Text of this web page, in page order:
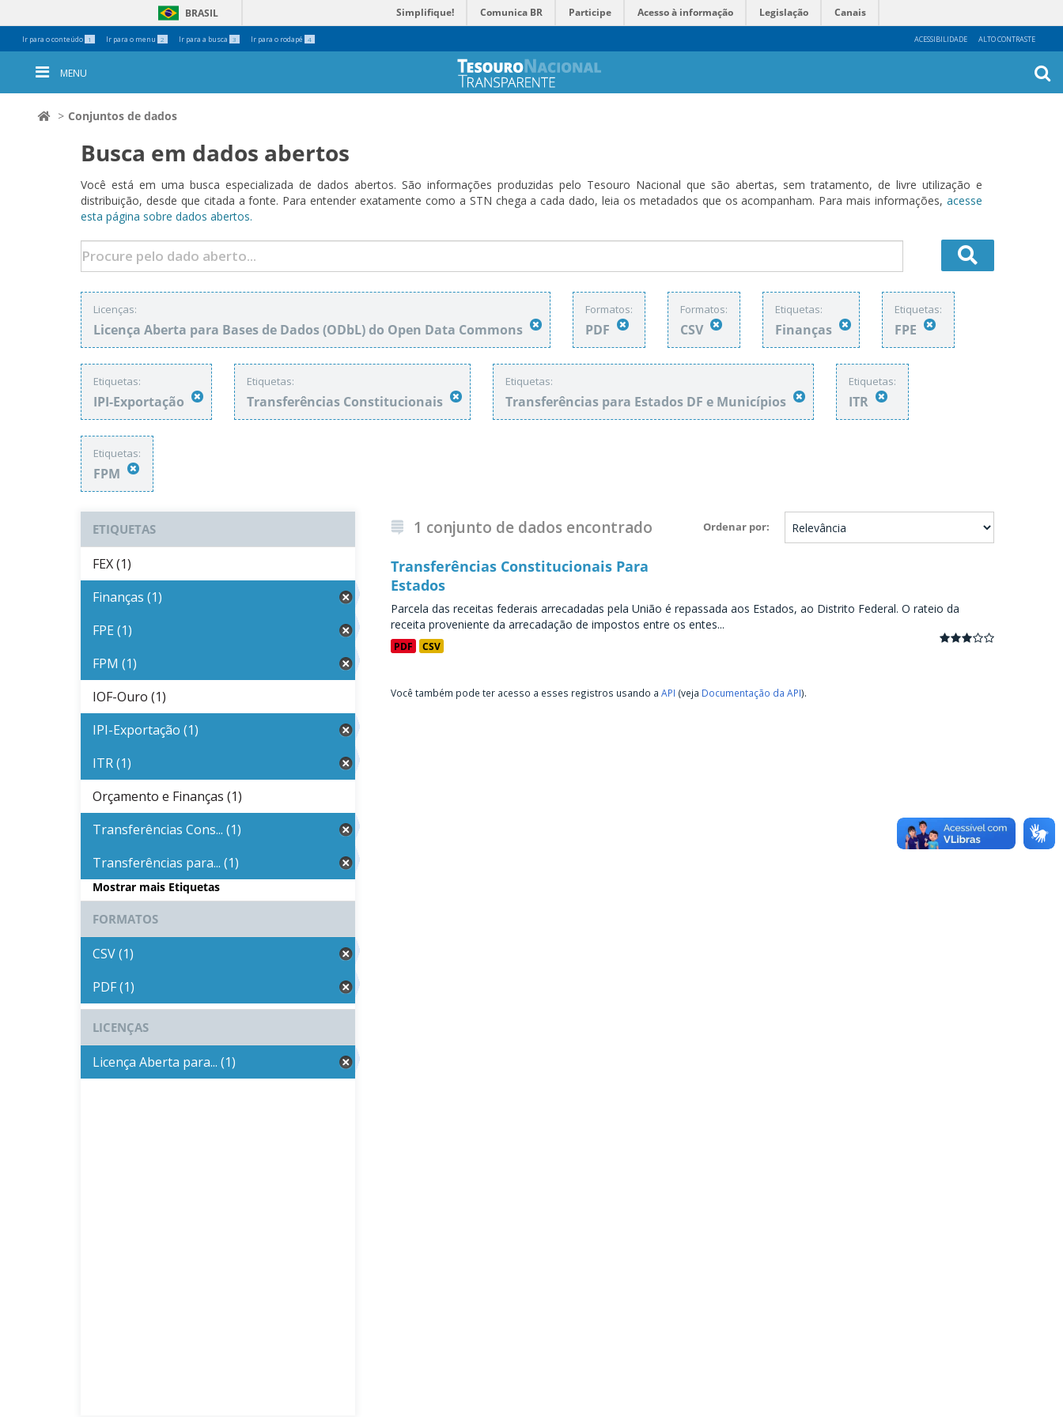
Ir para o conteúdo 1 Ir para o menu 2 Ir para a busca 3 Ir para o rodapé 4 ACESSIBILIDADE ALTO CONTRASTE
BRASIL Simplifique! Comunica BR Participe Acesso à informação Legislação Canais
Ferramentas
Pessoais
MENU
Conjuntos de dados
Busca em dados abertos
Você está em uma busca especializada de dados abertos. São informações produzidas pelo Tesouro Nacional que são abertas, sem tratamento, de livre utilização e
distribuição, desde que citada a fonte. Para entender exatamente como a STN chega a cada dado, leia os metadados que os acompanham. Para mais informações, acesse
esta página sobre dados abertos.
Licenças:
Licença Aberta para Bases de Dados (ODbL) do Open Data Commons
Formatos:
PDF
Formatos:
CSV
Etiquetas:
Finanças
Etiquetas:
FPE
Etiquetas:
IPI-Exportação
Etiquetas:
Transferências Constitucionais
Etiquetas:
Transferências para Estados DF e Municípios
Etiquetas:
ITR
Etiquetas:
FPM
Ordenar por
1 conjunto de dados encontrado
Transferências Constitucionais Para
Estados
Parcela das receitas federais arrecadadas pela União é repassada aos Estados, ao Distrito Federal. O rateio da
receita proveniente da arrecadação de impostos entre os entes...
PDF CSV
Você também pode ter acesso a esses registros usando a API (veja Documentação da API).
ETIQUETAS
FEX (1)
Finanças (1)
FPE (1)
FPM (1)
IOF-Ouro (1)
IPI-Exportação (1)
ITR (1)
Orçamento e Finanças (1)
Transferências Cons... (1)
Transferências para... (1)
Mostrar mais Etiquetas
FORMATOS
CSV (1)
PDF (1)
LICENÇAS
Licença Aberta para... (1)